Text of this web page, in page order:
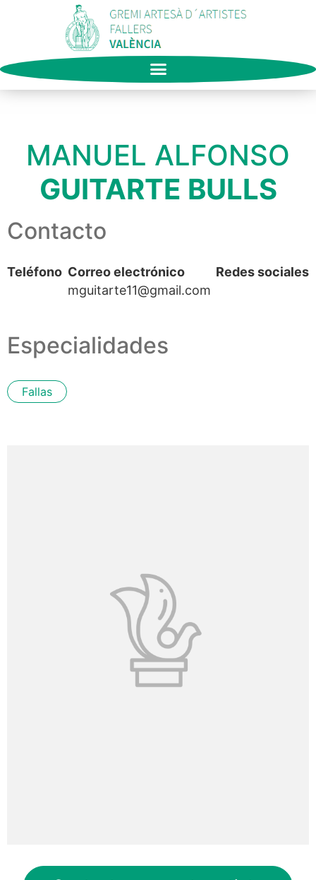
MANUEL ALFONSO
GUITARTE BULLS
Contacto
Teléfono Correo electrónico
mguitarte11@gmail.com
Redes sociales
Especialidades
Fallas